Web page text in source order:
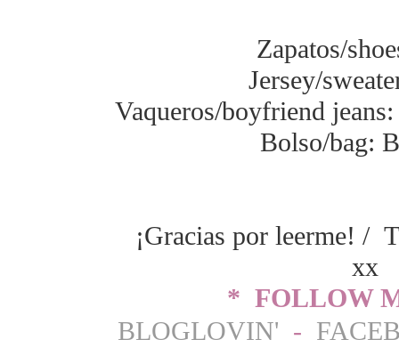
Zapatos/
Jersey/
Vaqueros/boyfriend
Bolso/bag:
¡Gracias por leerme! /
xx
* FOLLOW
BLOGLOVIN' -